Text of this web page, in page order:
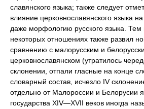
славянского языка; также следует
влияние церковнославянского языка на
даже морфологию русского языка.
некоторых отношениях также развил
сравнению с малорусским и
церковнославянском (утратилось
склонении, отпали гласные на конце
словарный состав, исчезло IV
отдельно от Малороссии и Белорусии
государства XIV—XVII веков иногда